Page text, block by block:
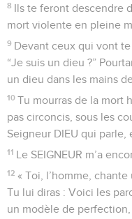
8 Ils te feront descendre
mort violente en pleine
9 Devant ceux qui vont
“Je suis un dieu ?”
un dieu dans les mains
10 Tu mourras de la mort
pas circoncis, sous les
Seigneur DIEU qui parle,
11 Le SEIGNEUR m’a
12 « Toi, l’homme,
Tu lui diras : Voici les
un modèle de